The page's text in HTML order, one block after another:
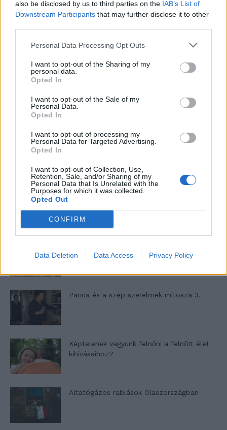
also be disclosed by us to third parties on the IAB’s List of
Downstream Participants that may further disclose it to other
Personal Data Processing Opt Outs
I want to opt-out of the Sharing of my
personal data.
Opted In
I want to opt-out of the Sale of my
Personal Data.
Opted In
I want to opt-out of processing my
Personal Data for Targeted Advertising.
Opted In
I want to opt-out of Collection, Use,
Retention, Sale, and/or Sharing of my
Personal Data that Is Unrelated with the
Purposes for which it was collected.
Opted Out
CONFIRM
Data Deletion Data Access Privacy Policy
Pedig szóltam… – Miért nem hiszünk a
nőknek, amikor segítséget kérnek?
A legidegesítőbb kifejezések laza
gyűjteménye
Elyna Robbs: Adéle és az örökölt árnyak
13. rész
Panna és a szép szerelmek mítosza 3.
Képtelenek vagyunk felnőni a felnőtt élet
kihívásaihoz?
Altatógázos rablások Olaszországban